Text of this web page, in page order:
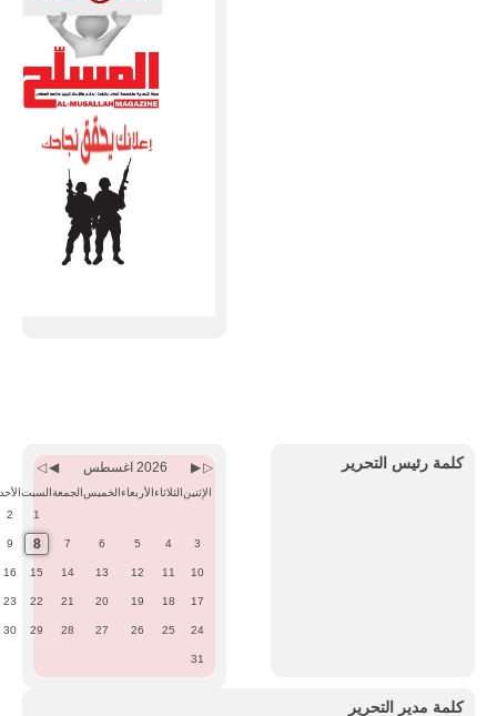
كلمة رئيس التحرير
Month
Year
Month2026 اغسطس
الإثنينالثلاثاءالأربعاءالخميسالجمعةالسبتالأحد
1
2
3
4
5
6
7
8
9
10
11
12
13
14
15
16
17
18
19
20
21
22
23
24
25
26
27
28
29
30
31
كلمة مدير التحرير